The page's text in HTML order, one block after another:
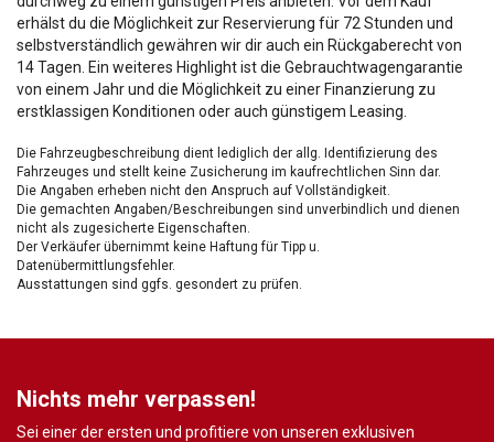
erhälst du die Möglichkeit zur Reservierung für 72 Stunden und
selbstverständlich gewähren wir dir auch ein Rückgaberecht von
14 Tagen. Ein weiteres Highlight ist die Gebrauchtwagengarantie
von einem Jahr und die Möglichkeit zu einer Finanzierung zu
erstklassigen Konditionen oder auch günstigem Leasing.
Die Fahrzeugbeschreibung dient lediglich der allg. Identifizierung des
Fahrzeuges und stellt keine Zusicherung im kaufrechtlichen Sinn dar.
Die Angaben erheben nicht den Anspruch auf Vollständigkeit.
Die gemachten Angaben/Beschreibungen sind unverbindlich und dienen
nicht als zugesicherte Eigenschaften.
Der Verkäufer übernimmt keine Haftung für Tipp u.
Datenübermittlungsfehler.
Ausstattungen sind ggfs. gesondert zu prüfen.
Nichts mehr verpassen!
Sei einer der ersten und profitiere von unseren exklusiven